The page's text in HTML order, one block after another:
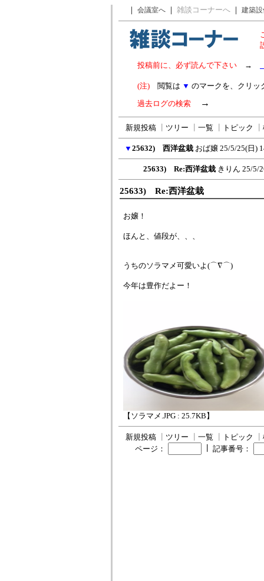
｜ 会議室へ ｜ 雑談コーナーへ ｜ 建築
投稿前に、必ず読んで下さい →
(注) 閲覧は ▼ のマークを、クリッ
過去ログの検索 →
新規投稿 ツリー 一覧 トピック
▼ 25632) 西洋盆栽 おば嬢 25/5/25(日)
25633) Re:西洋盆栽 きりん 25/5/
25633) Re:西洋盆栽
お嬢！
ほんと、値段が、、、
うちのソラマメ可愛いよ(⌒∇⌒)
今年は豊作だよー！
【ソラマメ.JPG : 25.7KB】
新規投稿 ツリー 一覧 トピック
ページ：
記事番号：